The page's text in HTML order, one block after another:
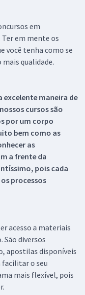
em
em mente os
você tenha como se
qualidade.
excelente maneira de
cursos são
por um corpo
bem como as
as
a frente da
pois cada
processos
acesso a materiais
São diversos
apostilas disponíveis
facilitar o seu
mais flexível, pois